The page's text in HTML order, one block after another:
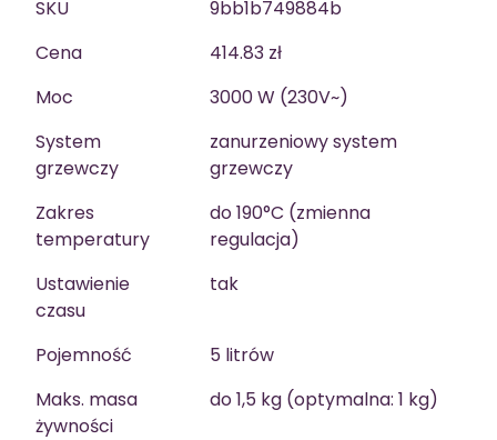
SKU
9bb1b749884b
Cena
414.83 zł
Moc
3000 W (230V~)
System
grzewczy
zanurzeniowy system
grzewczy
Zakres
temperatury
do 190°C (zmienna
regulacja)
Ustawienie
czasu
tak
Pojemność
5 litrów
Maks. masa
żywności
do 1,5 kg (optymalna: 1 kg)